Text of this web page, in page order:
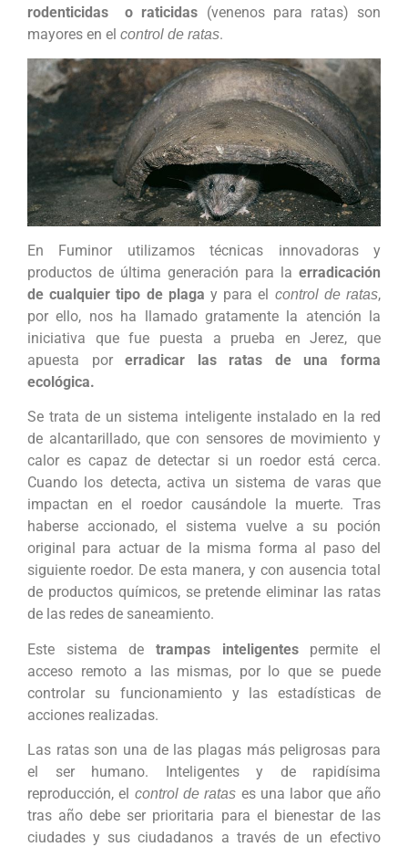
rodenticidas o raticidas (venenos para ratas) son
mayores en el control de ratas.
En Fuminor utilizamos técnicas innovadoras y
productos de última generación para la erradicación
de cualquier tipo de plaga y para el control de ratas,
por ello, nos ha llamado gratamente la atención la
iniciativa que fue puesta a prueba en Jerez, que
apuesta porerradicar las ratas de una forma
ecológica.
Se trata de un sistema inteligente instalado en la red
de alcantarillado, que con sensores de movimiento y
calor es capaz de detectar si un roedor está cerca.
Cuando los detecta, activa un sistema de varas que
impactan en el roedor causándole la muerte. Tras
haberse accionado, el sistema vuelve a su poción
original para actuar de la misma forma al paso del
siguiente roedor. De esta manera, y con ausencia total
de productos químicos, se pretende eliminar las ratas
de las redes de saneamiento.
Este sistema de trampas inteligentespermite el
acceso remoto a las mismas, por lo que se puede
controlar su funcionamiento y las estadísticas de
acciones realizadas.
Las ratas son una de las plagas más peligrosas para
el ser humano. Inteligentes y de rapidísima
reproducción, el control de ratas es una labor que año
tras año debe ser prioritaria para el bienestar de las
ciudades y sus ciudadanos a través de un efectivo